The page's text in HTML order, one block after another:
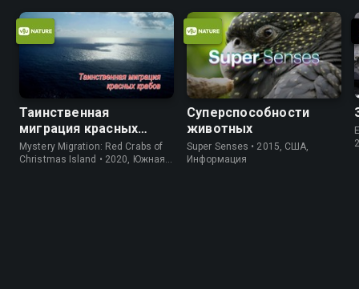
Таинственная
миграция красных
крабов
Mystery Migration: Red Crabs of
Christmas Island • 2020, Южная
Суперспособности
животных
Super Senses • 2015, США,
Информация